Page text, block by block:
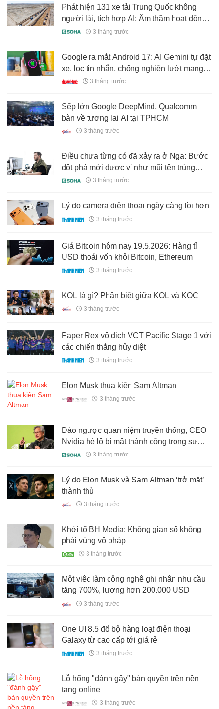
Phát hiện 131 xe tải Trung Quốc không
người lái, tích hợp AI: Âm thầm hoạt động
24/7 tại kho báu lộ thiên, sản lượng khai
3 tháng trước
Google ra mắt Android 17: AI Gemini tự đặt
xe, lọc tin nhắn, chống nghiện lướt mạng
xã hội
3 tháng trước
Sếp lớn Google DeepMind, Qualcomm
bàn về tương lai AI tại TPHCM
3 tháng trước
Điều chưa từng có đã xảy ra ở Nga: Bước
đột phá mới được ví như mũi tên trúng
nhiều đích3 tháng trước
Lý do camera điện thoại ngày càng lồi hơn
3 tháng trước
Giá Bitcoin hôm nay 19.5.2026: Hàng tỉ
USD thoái vốn khỏi Bitcoin, Ethereum
3 tháng trước
KOL là gì? Phân biệt giữa KOL và KOC
3 tháng trước
Paper Rex vô địch VCT Pacific Stage 1 với
các chiến thắng hủy diệt
3 tháng trước
Elon Musk thua kiện Sam Altman
3 tháng trước
Đảo ngược quan niệm truyền thống, CEO
Nvidia hé lộ bí mật thành công trong sự
nghiệp của một con người
3 tháng trước
Lý do Elon Musk và Sam Altman ‘trở mặt’
thành thù
3 tháng trước
Khởi tố BH Media: Không gian số không
phải vùng vô pháp
3 tháng trước
Một việc làm công nghệ ghi nhận nhu cầu
tăng 700%, lương hơn 200.000 USD
3 tháng trước
One UI 8.5 đổ bộ hàng loạt điện thoại
Galaxy từ cao cấp tới giá rẻ
3 tháng trước
Lỗ hổng "đánh gậy" bản quyền trên nền
tảng online
3 tháng trước